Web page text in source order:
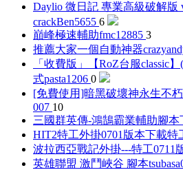
Daylio 微日記 專業高級破解版
crackBen5655 6
巔峰極速輔助fmc12885 3
推薦大家一個自動神器
「收費版」【RoZ台服classic
式pasta1206 0
[免費使用]暗黑破壞神永生不
007 10
三國群英傳-鴻鵠霸業輔助腳本
HIT2特工外掛0701版本下載特
波拉西亞戰記外掛---特工0711
英雄聯盟 激鬥峽谷 腳本